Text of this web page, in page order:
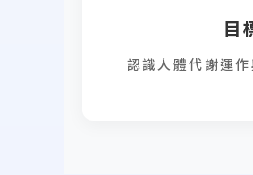
目
認識人體代謝運